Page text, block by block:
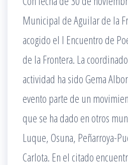
Municipal de Aguilar de la
acogido el I Encuentro de
de la Frontera. La
actividad ha sido Gema
evento parte de un
que se ha dado en otros
Luque, Osuna, Peñarroya-
Carlota. En el citado